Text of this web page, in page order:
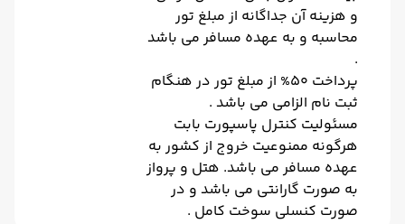
و هزینه آن جداگانه از مبلغ تور
محاسبه و به عهده مسافر می باشد
.
پرداخت 50% از مبلغ تور در هنگام
ثبت نام الزامی می باشد .
مسئولیت کنترل پاسپورت بابت
هرگونه ممنوعیت خروج از کشور به
عهده مسافر می باشد. هتل و پرواز
به صورت گارانتی می باشد و در
صورت کنسلی سوخت کامل .